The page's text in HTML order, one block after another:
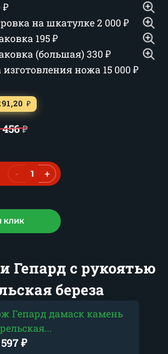
₽
на шкатулке2 000₽
195₽
(большая)330₽
изготовления ножа 15 000₽
₽
₽
- +
КЛИК
Гепард с рукоятью
береза
Гепард дамаск камень
₽